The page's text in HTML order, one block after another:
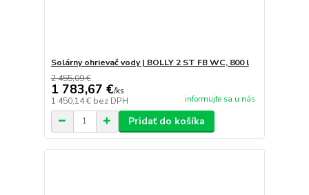
Solárny ohrievač vody | BOLLY 2 ST FB WC, 800 l
2 455,09 €
1 783,67 €/ks
1 450,14 € bez DPH informujte sa u nás
Pridať do košíka